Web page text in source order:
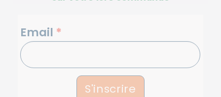
NEWSLETTERS
Email *
S'inscrire